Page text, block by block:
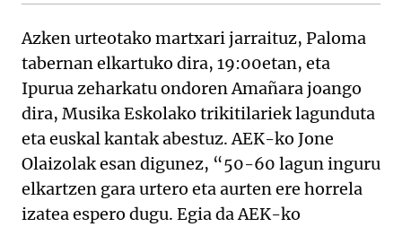
Azken urteotako martxari jarraituz, Paloma
tabernan elkartuko dira, 19:00etan, eta
Ipurua zeharkatu ondoren Amañara joango
dira, Musika Eskolako trikitilariek lagunduta
eta euskal kantak abestuz. AEK-ko Jone
Olaizolak esan digunez, “50-60 lagun inguru
elkartzen gara urtero eta aurten ere horrela
izatea espero dugu. Egia da AEK-ko